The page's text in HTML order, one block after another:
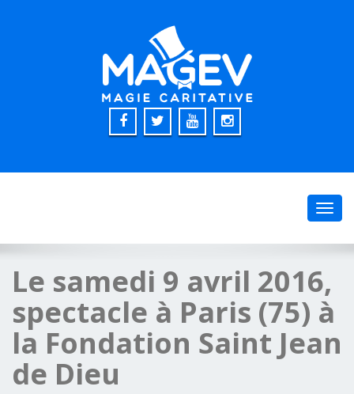
Le samedi 9 avril 2016,
spectacle à Paris (75) à
la Fondation Saint Jean
de Dieu